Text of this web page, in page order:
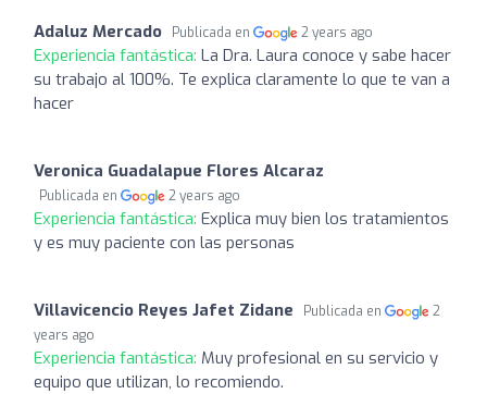
Adaluz Mercado Publicada en 2 years ago
Experiencia fantástica: La Dra. Laura conoce y sabe hacer
su trabajo al 100%. Te explica claramente lo que te van a
hacer
Veronica Guadalapue Flores Alcaraz
Publicada en 2 years ago
Experiencia fantástica: Explica muy bien los tratamientos
y es muy paciente con las personas
Villavicencio Reyes Jafet Zidane Publicada en
2
years ago
Experiencia fantástica: Muy profesional en su servicio y
equipo que utilizan, lo recomiendo.